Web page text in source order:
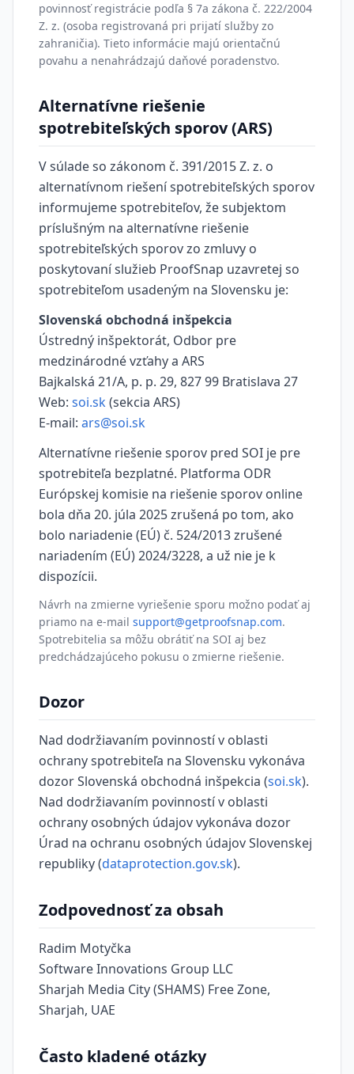
povinnosť registrácie podľa § 7a zákona č. 222/2004
Z. z. (osoba registrovaná pri prijatí služby zo
zahraničia). Tieto informácie majú orientačnú
povahu a nenahrádzajú daňové poradenstvo.
Alternatívne riešenie
spotrebiteľských sporov (ARS)
V súlade so zákonom č. 391/2015 Z. z. o
alternatívnom riešení spotrebiteľských sporov
informujeme spotrebiteľov, že subjektom
príslušným na alternatívne riešenie
spotrebiteľských sporov zo zmluvy o
poskytovaní služieb ProofSnap uzavretej so
spotrebiteľom usadeným na Slovensku je:
Slovenská obchodná inšpekcia
Ústredný inšpektorát, Odbor pre
medzinárodné vzťahy a ARS
Bajkalská 21/A, p. p. 29, 827 99 Bratislava 27
Web: soi.sk(sekcia ARS)
E-mail: ars@soi.sk
Alternatívne riešenie sporov pred SOI je pre
spotrebiteľa bezplatné. Platforma ODR
Európskej komisie na riešenie sporov online
bola dňa 20. júla 2025 zrušená po tom, ako
bolo nariadenie (EÚ) č. 524/2013 zrušené
nariadením (EÚ) 2024/3228, a už nie je k
dispozícii.
Návrh na zmierne vyriešenie sporu možno podať aj
priamo na e-mail support@getproofsnap.com.
Spotrebitelia sa môžu obrátiť na SOI aj bez
predchádzajúceho pokusu o zmierne riešenie.
Dozor
Nad dodržiavaním povinností v oblasti
ochrany spotrebiteľa na Slovensku vykonáva
dozor Slovenská obchodná inšpekcia (soi.sk).
Nad dodržiavaním povinností v oblasti
ochrany osobných údajov vykonáva dozor
Úrad na ochranu osobných údajov Slovenskej
republiky (dataprotection.gov.sk).
Zodpovednosť za obsah
Radim Motyčka
Software Innovations Group LLC
Sharjah Media City (SHAMS) Free Zone,
Sharjah, UAE
Často kladené otázky